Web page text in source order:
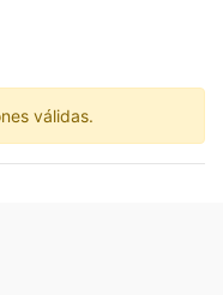
válidas.